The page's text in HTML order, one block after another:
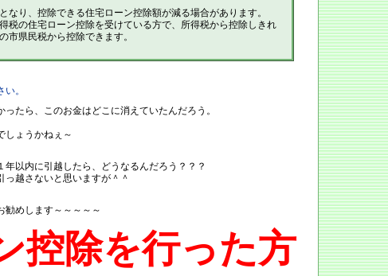
り、控除できる住宅ローン控除額が減る場合があります。
税の住宅ローン控除を受けている方で、所得税から控除しきれ
市県民税から控除できます。
。
たら、このお金はどこに消えていたんだろう。
しょうかねぇ～
以内に引越したら、どうなるんだろう？？？
っ越さないと思いますが＾＾
勧めします～～～～～
控除を行った方